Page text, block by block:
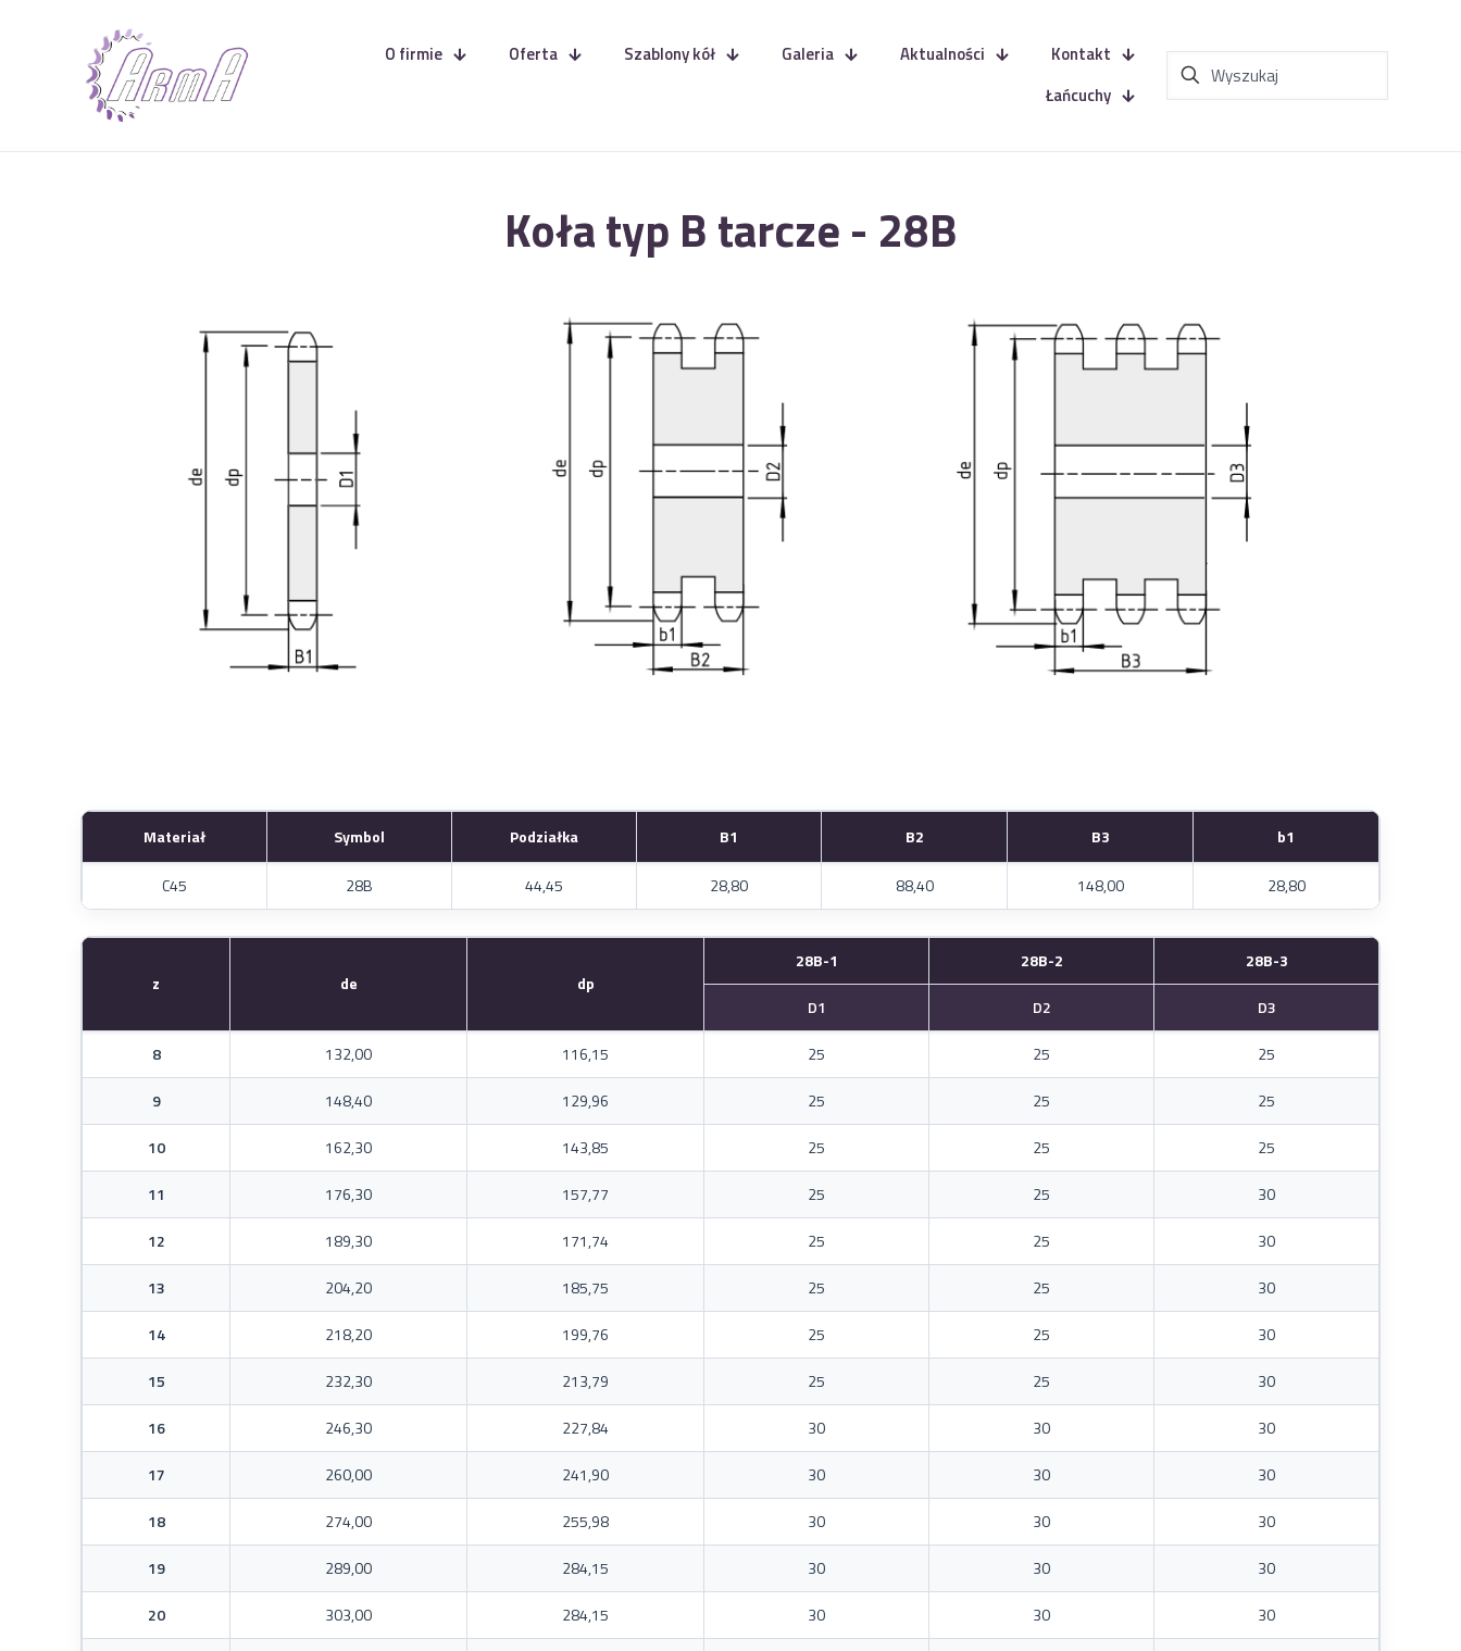
O firmie Oferta Szablony kół Galeria Aktualności
Kontakt
Łańcuchy
Koła typ B tarcze - 28B
Materiał Symbol Podziałka B1 B2 B3 b1
C45 28B 44,45 28,80 88,40 148,00 28,80
z de dp
28B-1 28B-2 28B-3
D1 D2 D3
8 132,00 116,15 25 25 25
9 148,40 129,96 25 25 25
10 162,30 143,85 25 25 25
11 176,30 157,77 25 25 30
12 189,30 171,74 25 25 30
13 204,20 185,75 25 25 30
14 218,20 199,76 25 25 30
15 232,30 213,79 25 25 30
16 246,30 227,84 30 30 30
17 260,00 241,90 30 30 30
18 274,00 255,98 30 30 30
19 289,00 284,15 30 30 30
20 303,00 284,15 30 30 30